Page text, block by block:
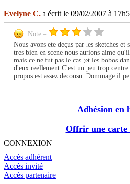
Evelyne C. a écrit le 09/02/2007 à
Note =
Nous avons ete deçus par les sketches
tres bien en scene nous aurions aime
mais ce ne fut pas le cas ;et les bobos
d'eux reellement.C'est un peu trop
propos est assez decousu .Dommage il
Adhésion en
Offrir une carte
CONNEXION
Accès adhérent
Accès invité
Accès partenaire